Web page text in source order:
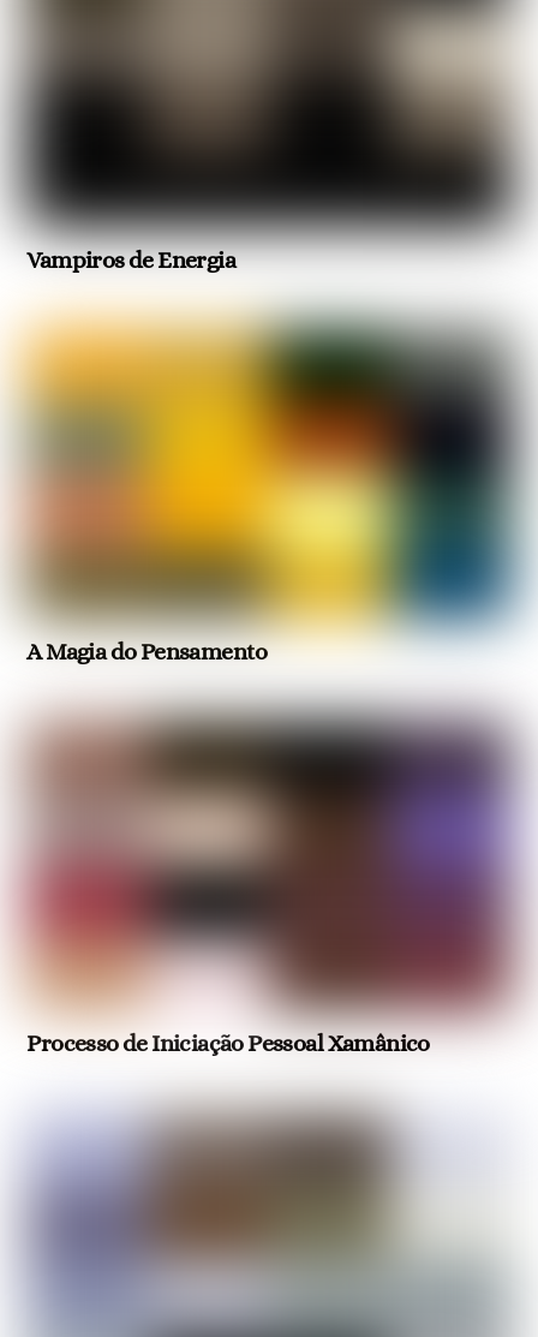
Vampiros de Energia
A Magia do Pensamento
Processo de Iniciação Pessoal Xamânico